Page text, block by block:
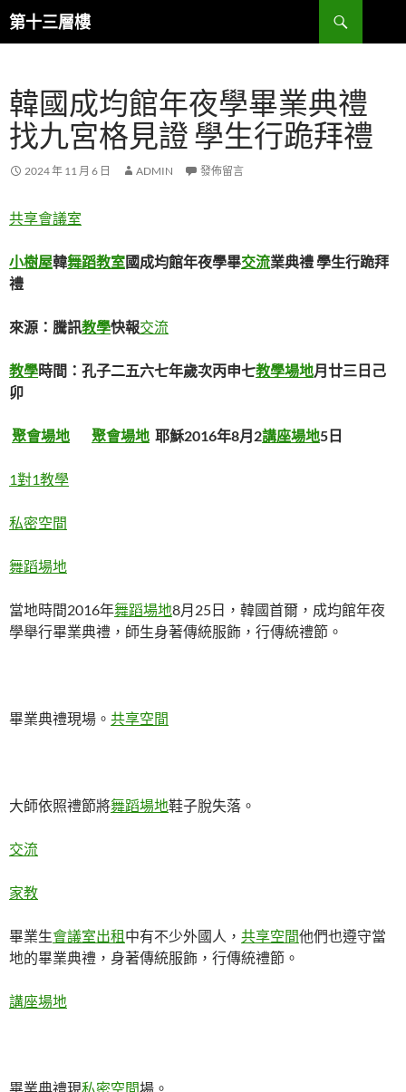
跳
至
內
第十三層樓
搜
尋
韓國成均館年夜學畢業典禮
找九宮格見證 學生行跪拜禮
2024 年 11 月 6 日 ADMIN 發佈留言
共享會議室
小樹屋韓舞蹈教室國成均館年夜學畢交流業典禮 學生行跪拜
禮
來源：騰訊教學快報交流
教學時間：孔子二五六七年歲次丙申七教學場地月廿三日己
卯
聚會場地 聚會場地 耶穌2016年8月2講座場地5日
1對1教學
私密空間
舞蹈場地
當地時間2016年舞蹈場地8月25日，韓國首爾，成均館年夜
學舉行畢業典禮，師生身著傳統服飾，行傳統禮節。
畢業典禮現場。 共享空間
大師依照禮節將舞蹈場地鞋子脫失落。
交流
家教
畢業生會議室出租中有不少外國人， 共享空間他們也遵守當
地的畢業典禮，身著傳統服飾，行傳統禮節。
講座場地
畢業典禮現私密空間場。